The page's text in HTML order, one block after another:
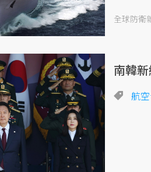
全球防衛
南韓
航